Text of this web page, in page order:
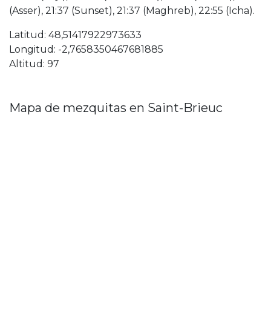
(Asser), 21:37 (Sunset), 21:37 (Maghreb), 22:55 (Icha).
Latitud: 48,51417922973633
Longitud: -2,7658350467681885
Altitud: 97
Mapa de mezquitas en Saint-Brieuc